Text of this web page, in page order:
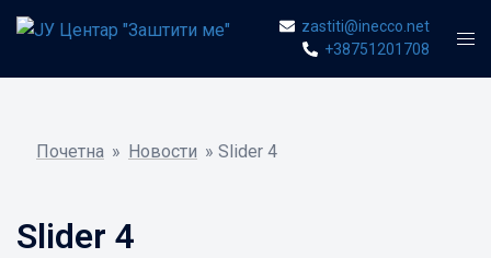
Skip
zastiti@inecco.net
+38751201708
Почетна » Новости » Slider 4
Slider 4